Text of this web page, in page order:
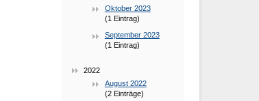
Oktober 2023
(1 Eintrag)
September 2023
(1 Eintrag)
2022
August 2022
(2 Einträge)